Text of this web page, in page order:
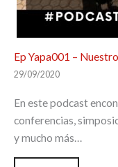
Ep Yapa001 –
29/09/2020
En este podcast
conferencias,
y mucho más…